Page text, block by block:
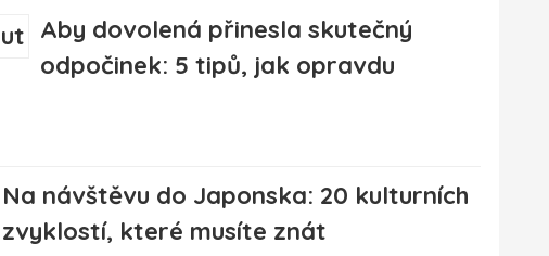
Aby dovolená přinesla skutečný
odpočinek: 5 tipů, jak opravdu
Na návštěvu do Japonska: 20 kulturních
zvyklostí, které musíte znát